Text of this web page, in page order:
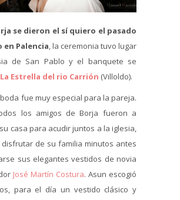
se dieron el sí quiero el pasado
en Palencia, la ceremonia tuvo lugar
de San Pablo y el banquete se
La Estrella del rio Carrión (Villoldo).
fue muy especial para la pareja.
los amigos de Borja fueron a
casa para acudir juntos a la iglesia,
de su familia minutos antes
sus elegantes vestidos de novia
José Martín Costura. Asun escogió
para el día un vestido clásico y